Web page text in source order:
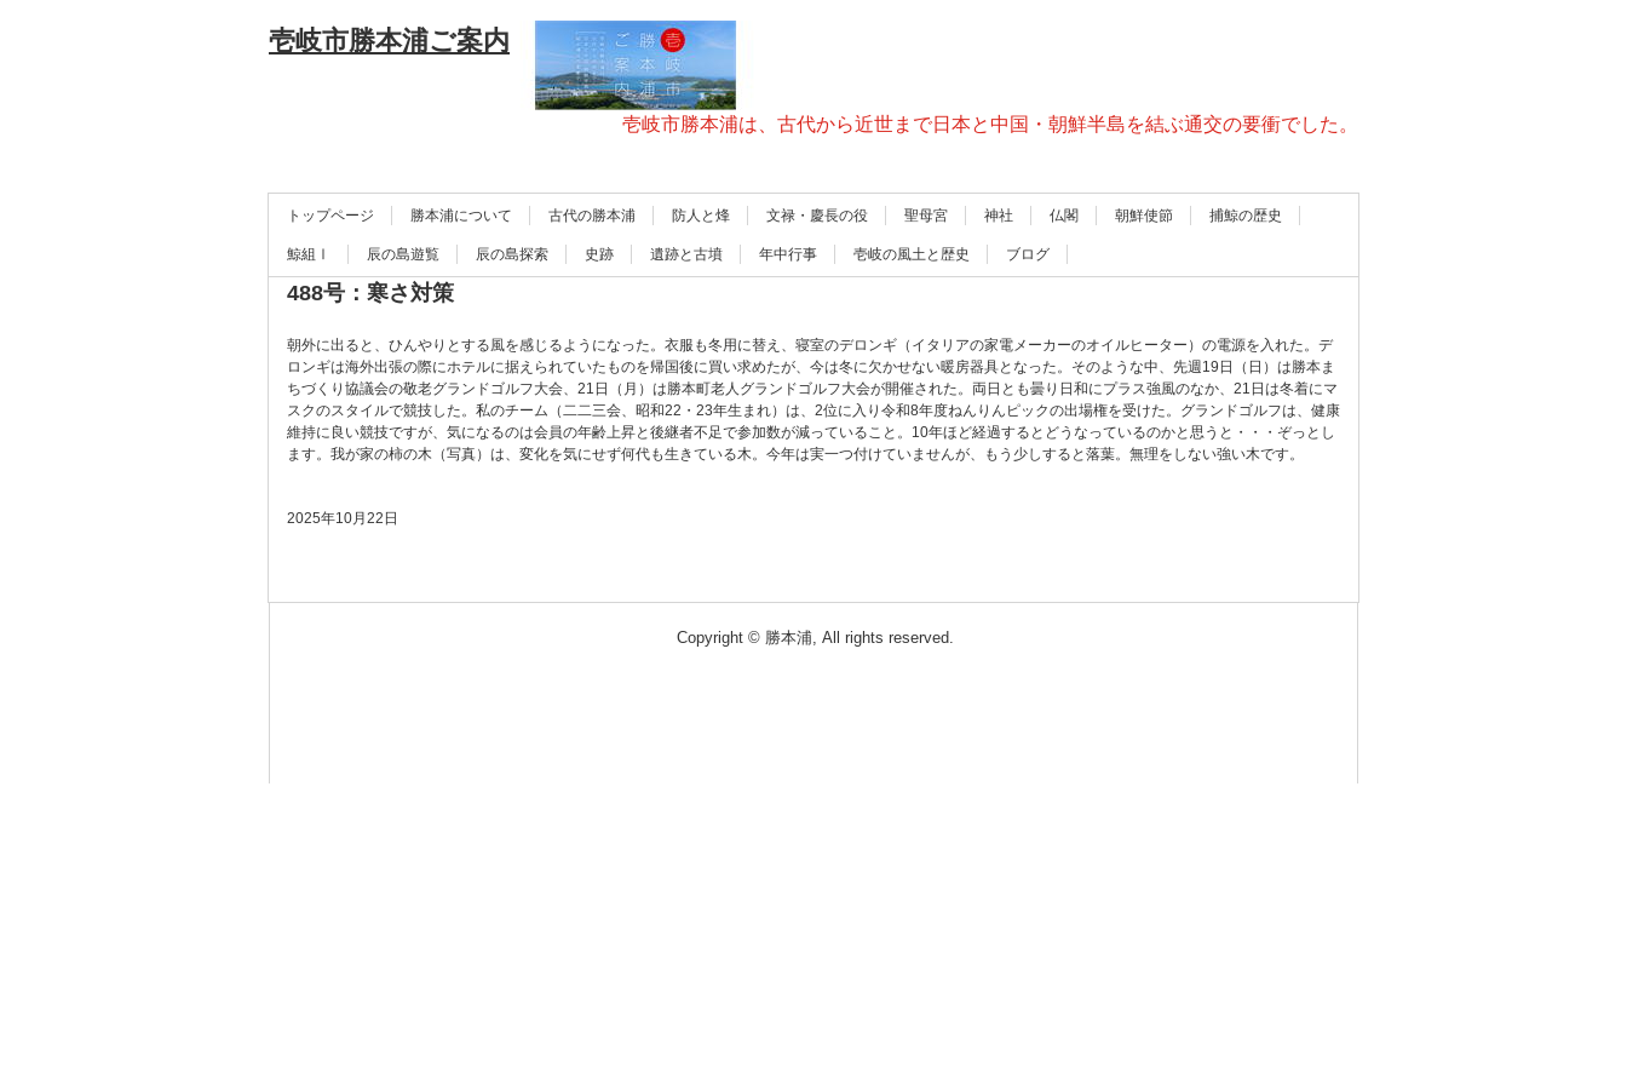
壱岐市勝本浦ご案内
壱岐市勝本浦は、古代から近世まで日本と中国・朝鮮半島を結ぶ通交の要衝でした。
トップページ 勝本浦について 古代の勝本浦 防人と烽 文禄・慶長の役 聖母宮 神社 仏閣 朝鮮使節 捕鯨の歴史
鯨組Ⅰ 辰の島遊覧 辰の島探索 史跡 遺跡と古墳 年中行事 壱岐の風土と歴史 ブログ
488号：寒さ対策
朝外に出ると、ひんやりとする風を感じるようになった。衣服も冬用に替え、寝室のデロンギ（イタリアの家電メーカーのオイルヒーター）の電源を入れた。デ
ロンギは海外出張の際にホテルに据えられていたものを帰国後に買い求めたが、今は冬に欠かせない暖房器具となった。そのような中、先週19日（日）は勝本ま
ちづくり協議会の敬老グランドゴルフ大会、21日（月）は勝本町老人グランドゴルフ大会が開催された。両日とも曇り日和にプラス強風のなか、21日は冬着にマ
スクのスタイルで競技した。私のチーム（二二三会、昭和22・23年生まれ）は、2位に入り令和8年度ねんりんピックの出場権を受けた。グランドゴルフは、健康
維持に良い競技ですが、気になるのは会員の年齢上昇と後継者不足で参加数が減っていること。10年ほど経過するとどうなっているのかと思うと・・・ぞっとし
ます。我が家の柿の木（写真）は、変化を気にせず何代も生きている木。今年は実一つ付けていませんが、もう少しすると落葉。無理をしない強い木です。
2025年10月22日
Copyright © 勝本浦, All rights reserved.